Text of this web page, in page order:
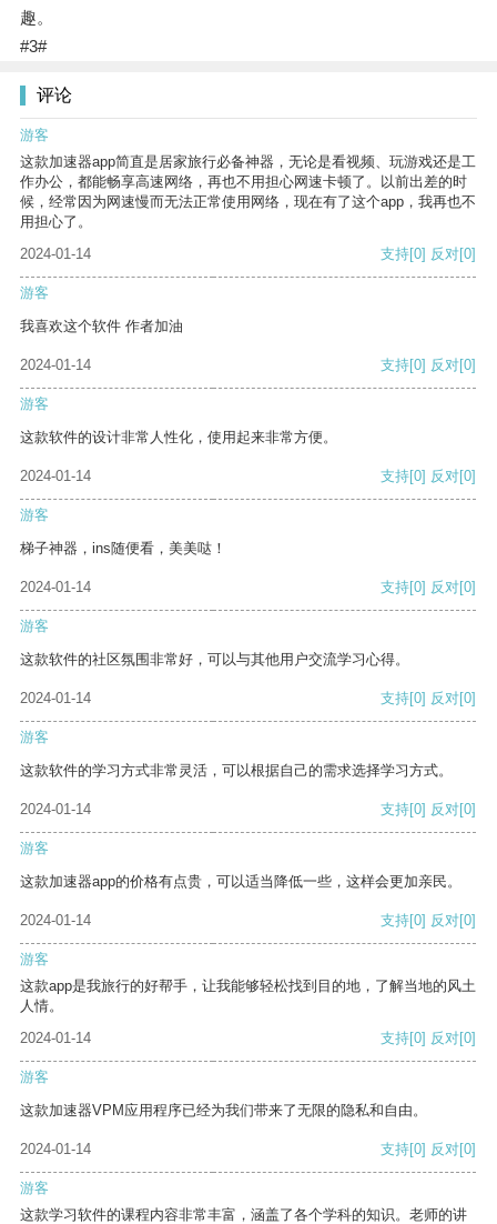
趣。
#3#
评论
游客
这款加速器app简直是居家旅行必备神器，无论是看视频、玩游戏还是工
作办公，都能畅享高速网络，再也不用担心网速卡顿了。以前出差的时
候，经常因为网速慢而无法正常使用网络，现在有了这个app，我再也不
用担心了。
2024-01-14
支持[0] 反对[0]
游客
我喜欢这个软件 作者加油
2024-01-14 支持[0] 反对[0]
游客
这款软件的设计非常人性化，使用起来非常方便。
2024-01-14 支持[0] 反对[0]
游客
梯子神器，ins随便看，美美哒！
2024-01-14 支持[0] 反对[0]
游客
这款软件的社区氛围非常好，可以与其他用户交流学习心得。
2024-01-14 支持[0] 反对[0]
游客
这款软件的学习方式非常灵活，可以根据自己的需求选择学习方式。
2024-01-14 支持[0] 反对[0]
游客
这款加速器app的价格有点贵，可以适当降低一些，这样会更加亲民。
2024-01-14 支持[0] 反对[0]
游客
这款app是我旅行的好帮手，让我能够轻松找到目的地，了解当地的风土
人情。
2024-01-14
支持[0] 反对[0]
游客
这款加速器VPM应用程序已经为我们带来了无限的隐私和自由。
2024-01-14 支持[0] 反对[0]
游客
这款学习软件的课程内容非常丰富，涵盖了各个学科的知识。老师的讲